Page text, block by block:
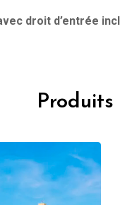
droit d’entrée